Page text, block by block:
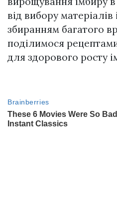
від вибору матеріалів
збиранням багатого
поділимося
для здорового росту